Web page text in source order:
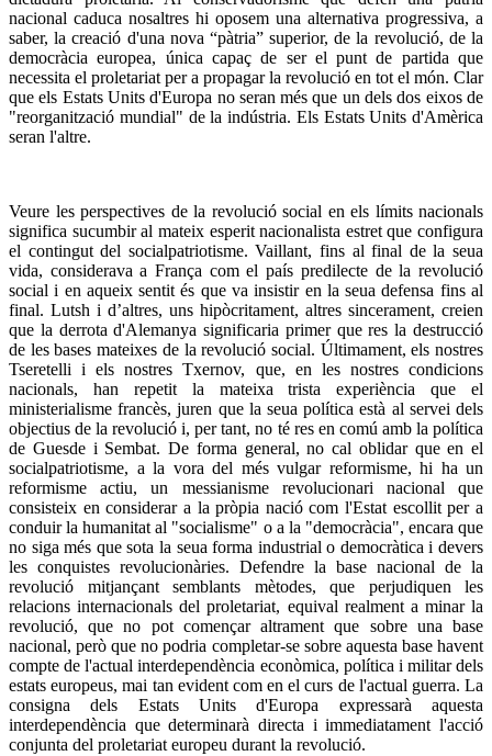
nacional caduca nosaltres hi oposem una alternativa progressiva, a
saber, la creació d'una nova “pàtria” superior, de la revolució, de la
democràcia europea, única capaç de ser el punt de partida que
necessita el proletariat per a propagar la revolució en tot el món. Clar
que els Estats Units d'Europa no seran més que un dels dos eixos de
"reorganització mundial" de la indústria. Els Estats Units d'Amèrica
seran l'altre.
Veure les perspectives de la revolució social en els límits nacionals
significa sucumbir al mateix esperit nacionalista estret que configura
el contingut del socialpatriotisme. Vaillant, fins al final de la seua
vida, considerava a França com el país predilecte de la revolució
social i en aqueix sentit és que va insistir en la seua defensa fins al
final. Lutsh i d’altres, uns hipòcritament, altres sincerament, creien
que la derrota d'Alemanya significaria primer que res la destrucció
de les bases mateixes de la revolució social. Últimament, els nostres
Tseretelli i els nostres Txernov, que, en les nostres condicions
nacionals, han repetit la mateixa trista experiència que el
ministerialisme francès, juren que la seua política està al servei dels
objectius de la revolució i, per tant, no té res en comú amb la política
de Guesde i Sembat. De forma general, no cal oblidar que en el
socialpatriotisme, a la vora del més vulgar reformisme, hi ha un
reformisme actiu, un messianisme revolucionari nacional que
consisteix en considerar a la pròpia nació com l'Estat escollit per a
conduir la humanitat al "socialisme" o a la "democràcia", encara que
no siga més que sota la seua forma industrial o democràtica i devers
les conquistes revolucionàries. Defendre la base nacional de la
revolució mitjançant semblants mètodes, que perjudiquen les
relacions internacionals del proletariat, equival realment a minar la
revolució, que no pot començar altrament que sobre una base
nacional, però que no podria completar-se sobre aquesta base havent
compte de l'actual interdependència econòmica, política i militar dels
estats europeus, mai tan evident com en el curs de l'actual guerra. La
consigna dels Estats Units d'Europa expressarà aquesta
interdependència que determinarà directa i immediatament l'acció
conjunta del proletariat europeu durant la revolució.